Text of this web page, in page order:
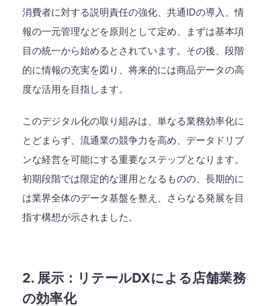
消費者に対する説明責任の強化、共通IDの導入、情
報の一元管理などを原則として定め、まずは基本項
目の統一から始めるとされています。その後、段階
的に情報の充実を図り、将来的には商品データの高
度な活用を目指します。
このデジタル化の取り組みは、単なる業務効率化に
とどまらず、流通業の競争力を高め、データドリブ
ンな経営を可能にする重要なステップとなります。
初期段階では限定的な運用となるものの、長期的に
は業界全体のデータ基盤を整え、さらなる発展を目
指す構想が示されました。
2. 展示：リテールDXによる店舗業務
の効率化